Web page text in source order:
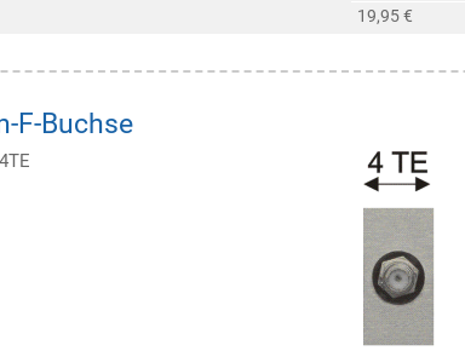
19,95 €
F-Buchse